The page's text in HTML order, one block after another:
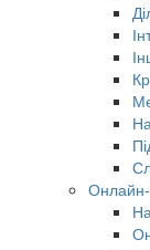
Онлайн-